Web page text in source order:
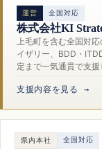
運営 全国対応
株式会社KI
上毛町を含む全国対
イザリー、BDD・
定まで一気通貫で支援
支援内容を見る →
県内本社 全国対応